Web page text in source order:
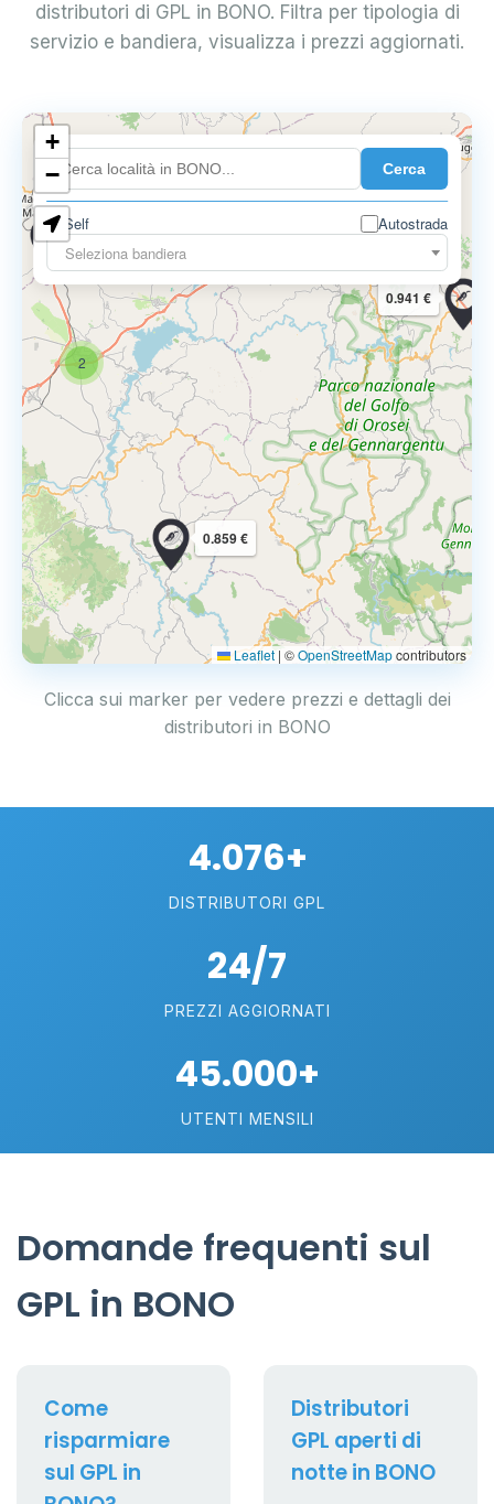
distributori di GPL in BONO. Filtra per tipologia di
servizio e bandiera, visualizza i prezzi aggiornati.
Cerca
Self
Autostrada
Seleziona bandiera
2
0.900 €
0.879 €
0.941 €
0.859 €
+
−
Leaflet | ©OpenStreetMapcontributors
Clicca sui marker per vedere prezzi e dettagli dei
distributori in BONO
4.076+
DISTRIBUTORI GPL
24/7
PREZZI AGGIORNATI
45.000+
UTENTI MENSILI
Domande frequenti sul
GPL in BONO
Come
risparmiare
sul GPL in
Distributori
GPL aperti di
notte in BONO